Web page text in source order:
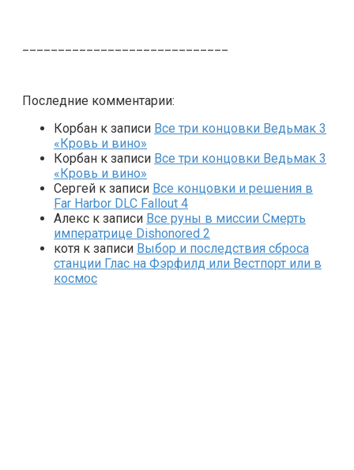
Последние комментарии:
Корбан к записи Все три концовки Ведьмак 3
«Кровь и вино»
Корбан к записи Все три концовки Ведьмак 3
«Кровь и вино»
Сергей к записи Все концовки и решения в
Far Harbor DLC Fallout 4
Алекс к записи Все руны в миссии Смерть
императрице Dishonored 2
котя к записи Выбор и последствия сброса
станции Глас на Фэрфилд или Вестпорт или в
космос